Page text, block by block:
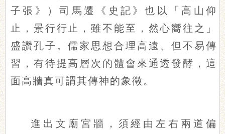
子張》）司馬遷《史記》也以「高山仰
止，景行行止，雖不能至，然心嚮往之」
盛讚孔子。儒家思想合理高遠、但不易傳
習，有待提高層次的體會來通透發酵，這
面高牆真可謂其傳神的象徵。
進出文廟宮牆，須經由左右兩道偏